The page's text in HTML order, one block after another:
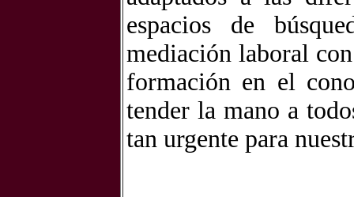
espacios de
mediación laboral
formación en el
tender la mano a
tan urgente para